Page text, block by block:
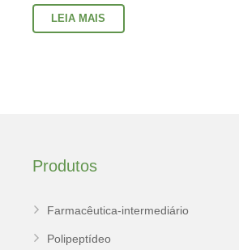
LEIA MAIS
Produtos
Farmacêutica-intermediário
Polipeptídeo